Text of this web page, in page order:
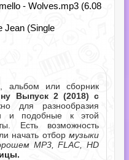
- Wolves.mp3 (6.08
Jean (Single
альбом или сборник
Выпуск 2 (2018) с
для разнообразия
и подобные к этой
Есть возможность
начать отбор музыки
MP3, FLAC, HD